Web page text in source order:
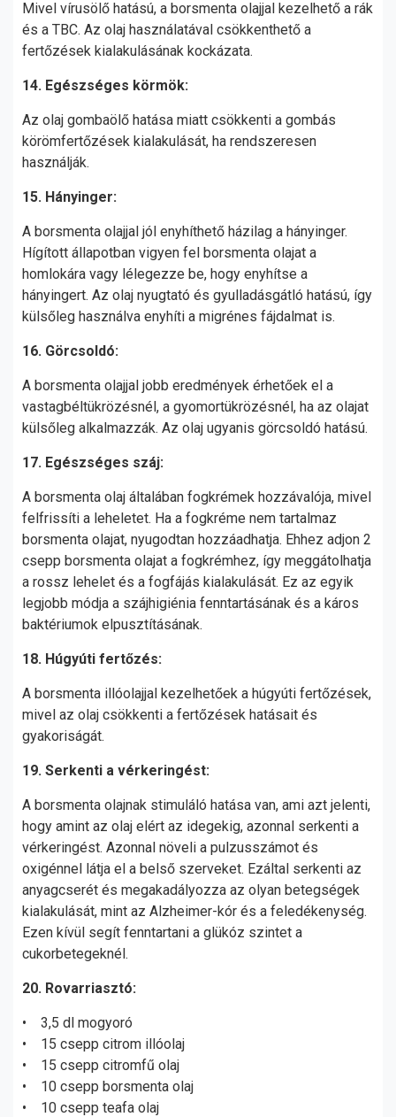
Mivel vírusölő hatású, a borsmenta olajjal kezelhető a rák
és a TBC. Az olaj használatával csökkenthető a
fertőzések kialakulásának kockázata.
14. Egészséges körmök:
Az olaj gombaölő hatása miatt csökkenti a gombás
körömfertőzések kialakulását, ha rendszeresen
használják.
15. Hányinger:
A borsmenta olajjal jól enyhíthető házilag a hányinger.
Hígított állapotban vigyen fel borsmenta olajat a
homlokára vagy lélegezze be, hogy enyhítse a
hányingert. Az olaj nyugtató és gyulladásgátló hatású, így
külsőleg használva enyhíti a migrénes fájdalmat is.
16. Görcsoldó:
A borsmenta olajjal jobb eredmények érhetőek el a
vastagbéltükrözésnél, a gyomortükrözésnél, ha az olajat
külsőleg alkalmazzák. Az olaj ugyanis görcsoldó hatású.
17. Egészséges száj:
A borsmenta olaj általában fogkrémek hozzávalója, mivel
felfrissíti a leheletet. Ha a fogkréme nem tartalmaz
borsmenta olajat, nyugodtan hozzáadhatja. Ehhez adjon 2
csepp borsmenta olajat a fogkrémhez, így meggátolhatja
a rossz lehelet és a fogfájás kialakulását. Ez az egyik
legjobb módja a szájhigiénia fenntartásának és a káros
baktériumok elpusztításának.
18. Húgyúti fertőzés:
A borsmenta illóolajjal kezelhetőek a húgyúti fertőzések,
mivel az olaj csökkenti a fertőzések hatásait és
gyakoriságát.
19. Serkenti a vérkeringést:
A borsmenta olajnak stimuláló hatása van, ami azt jelenti,
hogy amint az olaj elért az idegekig, azonnal serkenti a
vérkeringést. Azonnal növeli a pulzusszámot és
oxigénnel látja el a belső szerveket. Ezáltal serkenti az
anyagcserét és megakadályozza az olyan betegségek
kialakulását, mint az Alzheimer-kór és a feledékenység.
Ezen kívül segít fenntartani a glükóz szintet a
cukorbetegeknél.
20. Rovarriasztó:
• 3,5 dl mogyoró
• 15 csepp citrom illóolaj
• 15 csepp citromfű olaj
• 10 csepp borsmenta olaj
• 10 csepp teafa olaj